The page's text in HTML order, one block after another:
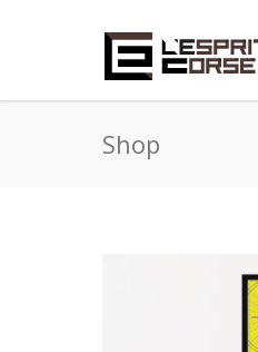
Shop